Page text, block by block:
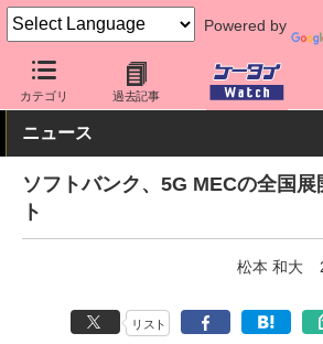
Powered by
カテゴリ 過去記事
ケータイ Watch キャリア ソフトバンク
ニュース
ソフトバンク、5G MECの全国
ト
松本 和大
リスト